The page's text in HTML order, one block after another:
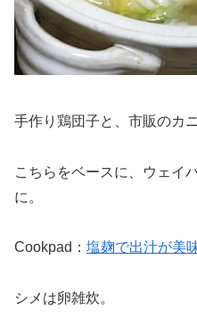
手作り鶏団子と、市販のカ
こちらをベースに、ウェイ
に。
Cookpad： 塩麹で出汁が美
シメは卵雑炊。